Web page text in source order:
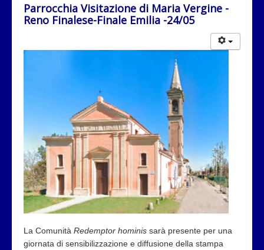
Parrocchia Visitazione di Maria Vergine -
Reno Finalese-Finale Emilia -24/05
La Comunità Redemptor hominis sarà presente per una
giornata di sensibilizzazione e diffusione della stampa